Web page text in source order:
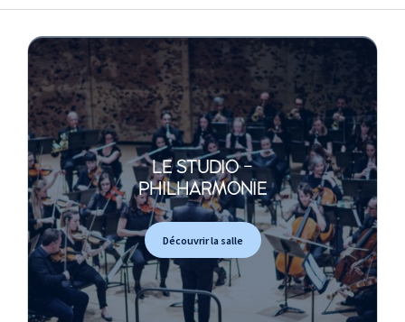
LE STUDIO -
PHILHARMONIE
Découvrir la salle